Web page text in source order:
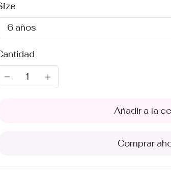
6 años
Añadir a la
Comprar